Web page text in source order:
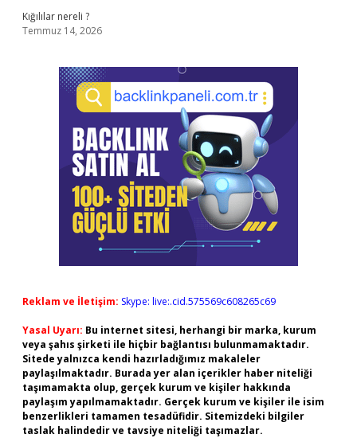
Kığılılar nereli ?
Temmuz 14, 2026
Reklam ve İletişim: Skype: live:.cid.575569c608265c69
Yasal Uyarı: Bu internet sitesi, herhangi bir marka, kurum
veya şahıs şirketi ile hiçbir bağlantısı bulunmamaktadır.
Sitede yalnızca kendi hazırladığımız makaleler
paylaşılmaktadır. Burada yer alan içerikler haber niteliği
taşımamakta olup, gerçek kurum ve kişiler hakkında
paylaşım yapılmamaktadır. Gerçek kurum ve kişiler ile isim
benzerlikleri tamamen tesadüfidir. Sitemizdeki bilgiler
taslak halindedir ve tavsiye niteliği taşımazlar.